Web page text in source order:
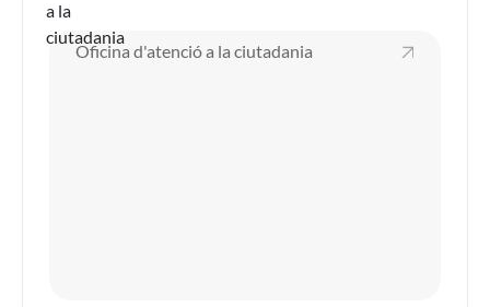
Oficina d'atenció a la ciutadania